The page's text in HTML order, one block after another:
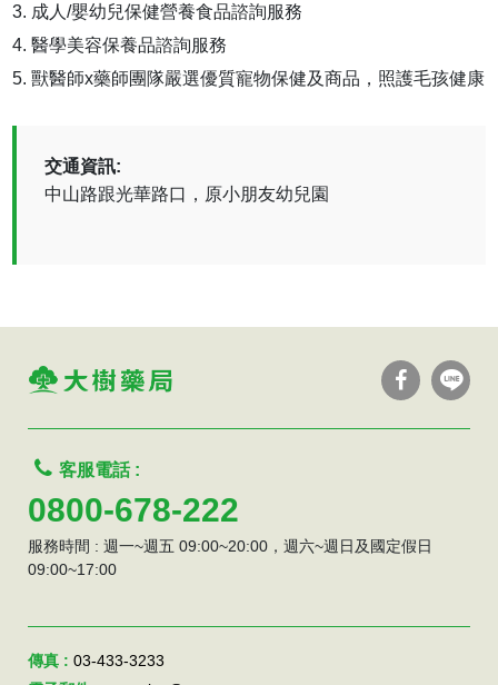
成人/嬰幼兒保健營養食品諮詢服務
醫學美容保養品諮詢服務
獸醫師x藥師團隊嚴選優質寵物保健及商品，照護毛孩健康
交通資訊:
中山路跟光華路口，原小朋友幼兒園
客服電話 :
0800-678-222
服務時間 : 週一~週五 09:00~20:00，週六~週日及國定假日
09:00~17:00
傳真 : 03-433-3233